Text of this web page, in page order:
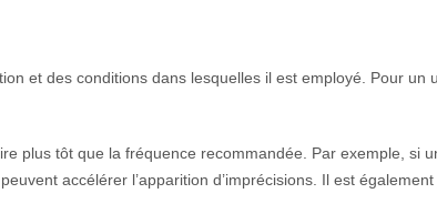
et des conditions dans lesquelles il est employé. Pour
plus tôt que la fréquence recommandée. Par exemple, si
accélérer l’apparition d’imprécisions. Il est